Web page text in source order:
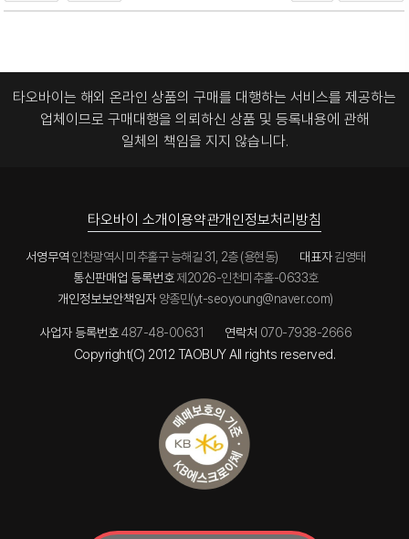
타오바이는 해외 온라인 상품의 구매를 대행하는 서비스를 제공하는
업체이므로 구매대행을 의뢰하신 상품 및 등록내용에 관해
일체의 책임을 지지 않습니다.
타오바이 소개이용약관개인정보처리방침
서영무역 인천광역시 미추홀구 능해길 31, 2층 (용현동) 대표자김영태
통신판매업 등록번호제2026-인천미추홀-0633호
개인정보보안책임자 양종민(yt-seoyoung@naver.com)
사업자 등록번호487-48-00631 연락처 070-7938-2666
Copyright(C) 2012 TAOBUY All rights reserved.